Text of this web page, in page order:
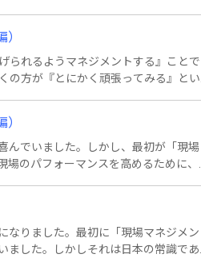
られるようマネジメントする』ことで
の方が『とにかく頑張ってみる』とい
んでいました。しかし、最初が「現場
のパフォーマンスを高めるために、
なりました。最初に「現場マネジメン
ました。しかしそれは日本の常識であ